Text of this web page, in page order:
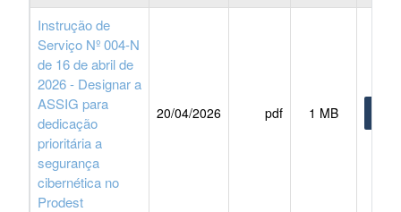
Instrução de
Serviço Nº 004-N
de 16 de abril de
2026 - Designar a
ASSIG para
dedicação
prioritária a
segurança
cibernética no
Prodest
20/04/2026 pdf 1 MB